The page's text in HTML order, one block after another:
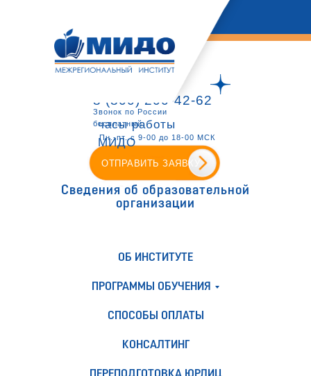
8 (800) 200-42-62
Звонок по России
бесплатный
ОТПРАВИТЬ ЗАЯВКУ
часы работы
МИДО
Пн.-пт. с 9-00 до 18-00 МСК
Сведения об образовательной
организации
ОБ ИНСТИТУТЕ
ПРОГРАММЫ ОБУЧЕНИЯ
СПОСОБЫ ОПЛАТЫ
КОНСАЛТИНГ